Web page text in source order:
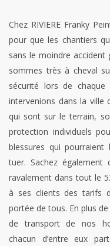
Chez RIVIERE Franky
pour que les chantiers
sans le moindre accident
sommes très à cheval
sécurité lors de
intervenions dans la ville
qui sont sur le terrain,
protection individuels
blessures qui
tuer. Sachez
ravalement dans tout le
à ses clients des tarifs
portée de tous. En plus
de transport de nos
chacun d’entre eux